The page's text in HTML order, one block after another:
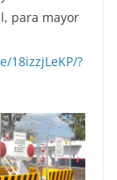
para mayor
18izzjLeKP/?